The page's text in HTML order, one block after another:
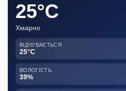
25°C
Хмарно
ВІДЧУВАЄТЬСЯ
25°C
ВОЛОГІСТЬ
39%